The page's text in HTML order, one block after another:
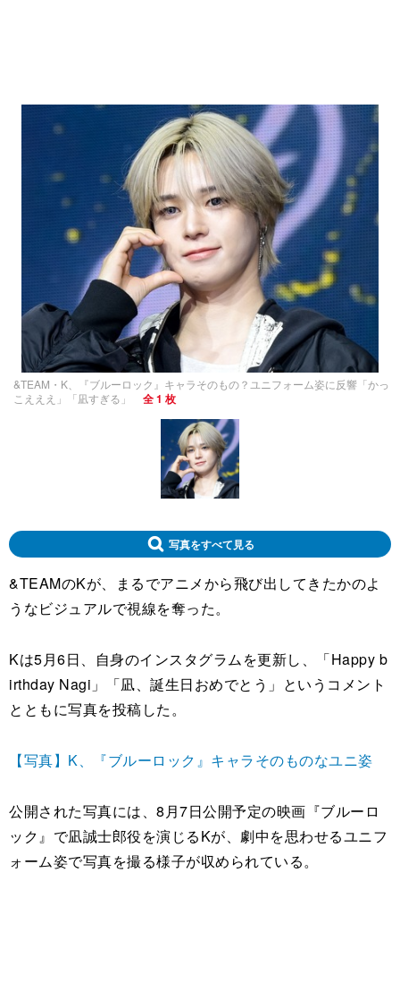
&TEAM・K、『ブルーロック』キャラそのもの？ユニフォーム姿に反響「かっ
こえええ」「凪すぎる」
全 1 枚
写真をすべて見る
&TEAMのKが、まるでアニメから飛び出してきたかのよ
うなビジュアルで視線を奪った。
Kは5月6日、自身のインスタグラムを更新し、「Happy b
irthday Nagi」「凪、誕生日おめでとう」というコメント
とともに写真を投稿した。
【写真】K、『ブルーロック』キャラそのものなユニ姿
公開された写真には、8月7日公開予定の映画『ブルーロ
ック』で凪誠士郎役を演じるKが、劇中を思わせるユニフ
ォーム姿で写真を撮る様子が収められている。